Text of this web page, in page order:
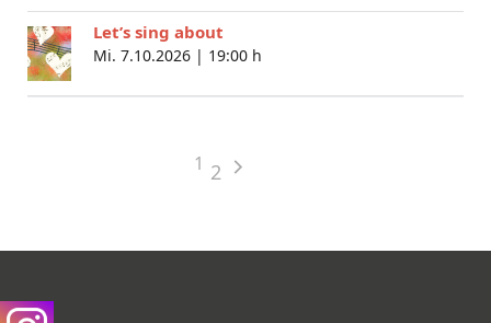
Let’s sing about
Mi. 7.10.2026 | 19:00 h
1 2